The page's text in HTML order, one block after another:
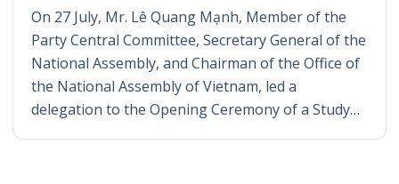
On 27 July, Mr. Lê Quang Mạnh, Member of the
Party Central Committee, Secretary General of the
National Assembly, and Chairman of the Office of
the National Assembly of Vietnam, led a
delegation to the Opening Ceremony of a Study…